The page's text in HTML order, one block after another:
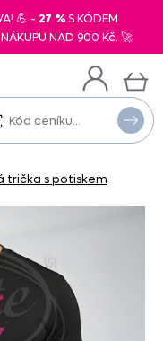
💪 - 27 %S KÓDEM
NAD 900 Kč. 🚀
trička s potiskem